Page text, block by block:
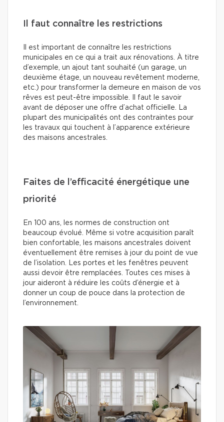
Il faut connaître les restrictions
Il est important de connaître les restrictions
municipales en ce qui a trait aux rénovations. À titre
d’exemple, un ajout tant souhaité (un garage, un
deuxième étage, un nouveau revêtement moderne,
etc.) pour transformer la demeure en maison de vos
rêves est peut-être impossible. Il faut le savoir
avant de déposer une offre d’achat officielle. La
plupart des municipalités ont des contraintes pour
les travaux qui touchent à l’apparence extérieure
des maisons ancestrales.
Faites de l’efficacité énergétique une
priorité
En 100 ans, les normes de construction ont
beaucoup évolué. Même si votre acquisition paraît
bien confortable, les maisons ancestrales doivent
éventuellement être remises à jour du point de vue
de l’isolation. Les portes et les fenêtres peuvent
aussi devoir être remplacées. Toutes ces mises à
jour aideront à réduire les coûts d’énergie et à
donner un coup de pouce dans la protection de
l’environnement.